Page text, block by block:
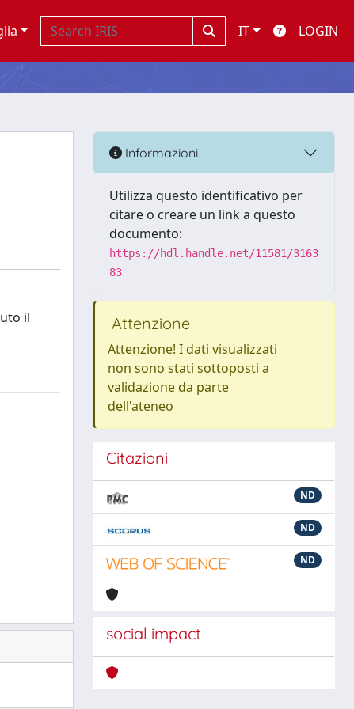
IT LOGIN
il
Informazioni
Utilizza questo identificativo per
citare o creare un link a questo
documento:
https://hdl.handle.net/11581/3163
83
Attenzione
Attenzione! I dati visualizzati
non sono stati sottoposti a
validazione da parte
dell'ateneo
Citazioni
ND
ND
ND
social impact